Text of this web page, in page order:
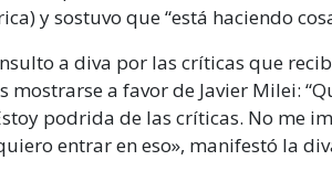
y sostuvo que “está haciendo
a diva por las críticas que
mostrarse a favor de Javier Milei:
podrida de las críticas. No me
entrar en eso», manifestó la